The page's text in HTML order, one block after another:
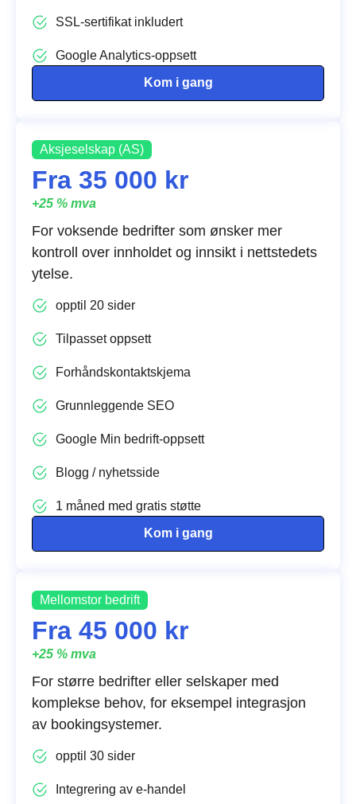
SSL-sertifikat inkludert
Google Analytics-oppsett
Kom i gang
Aksjeselskap (AS)
Fra 35 000 kr
+25 % mva
For voksende bedrifter som ønsker mer
kontroll over innholdet og innsikt i nettstedets
ytelse.
opptil 20 sider
Tilpasset oppsett
Forhåndskontaktskjema
Grunnleggende SEO
Google Min bedrift-oppsett
Blogg / nyhetsside
1 måned med gratis støtte
Kom i gang
Mellomstor bedrift
Fra 45 000 kr
+25 % mva
For større bedrifter eller selskaper med
komplekse behov, for eksempel integrasjon
av bookingsystemer.
opptil 30 sider
Integrering av e-handel